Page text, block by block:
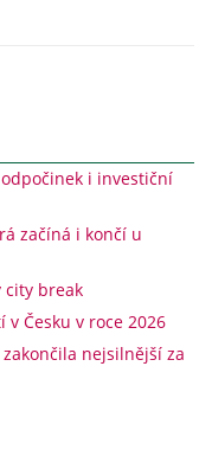
i investiční
začíná i končí u
city break
Česku v roce 2026
nejsilnější za